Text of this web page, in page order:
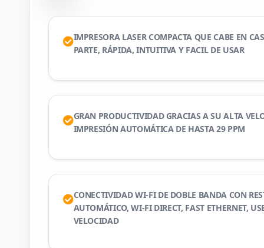
IMPRESORA LASER COMPACTA QUE CABE EN
PARTE, RÁPIDA, INTUITIVA Y FACIL DE USAR
GRAN PRODUCTIVIDAD GRACIAS A SU ALTA
IMPRESIÓN AUTOMÁTICA DE HASTA 29 PPM
CONECTIVIDAD WI-FI DE DOBLE BANDA CON
AUTOMÁTICO, WI-FI DIRECT, FAST ETHERNET,
VELOCIDAD